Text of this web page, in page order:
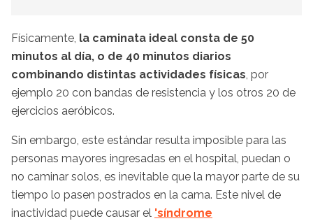
Físicamente, la caminata ideal consta de 50
minutos al día, o de 40 minutos diarios
combinando distintas actividades físicas, por
ejemplo 20 con bandas de resistencia y los otros 20 de
ejercicios aeróbicos.
Sin embargo, este estándar resulta imposible para las
personas mayores ingresadas en el hospital, puedan o
no caminar solos, es inevitable que la mayor parte de su
tiempo lo pasen postrados en la cama. Este nivel de
inactividad puede causar el 'síndrome